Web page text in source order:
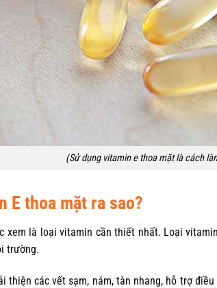
(Sử dụng vitamin e thoa mặt là cách
E thoa mặt ra sao?
xem là loại vitamin cần thiết nhất. Loại
trường.
các vết sạm, nám, tàn nhang, hỗ trợ